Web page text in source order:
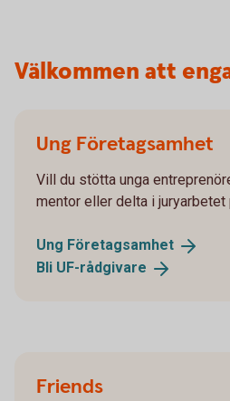
Välkommen att
Ung Företagsamhet
Vill du stötta unga
mentor eller delta i juryarbetet
Ung Företagsamhet
Bli UF-rådgivare
Friends